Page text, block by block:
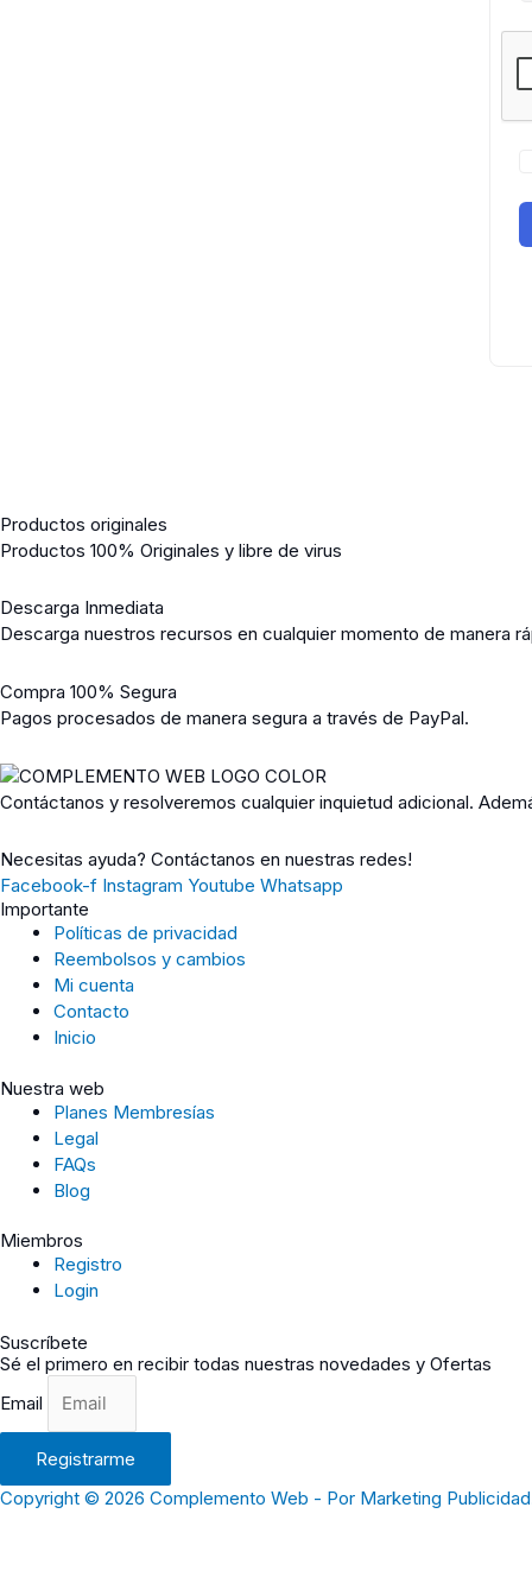
Productos originales
Productos 100% Originales y libre de virus
Descarga Inmediata
Descarga nuestros recursos en cualquier momento de manera
Compra 100% Segura
Pagos procesados de manera segura a través de PayPal.
Contáctanos y resolveremos cualquier inquietud adicional.
Necesitas ayuda? Contáctanos en nuestras redes!
Facebook-f Instagram Youtube Whatsapp
Importante
Políticas de privacidad
Reembolsos y cambios
Mi cuenta
Contacto
Inicio
Nuestra web
Planes Membresías
Legal
FAQs
Blog
Miembros
Registro
Login
Suscríbete
Sé el primero en recibir todas nuestras novedades y Ofertas
Email
Registrarme
Copyright © 2026 Complemento Web - Por Marketing